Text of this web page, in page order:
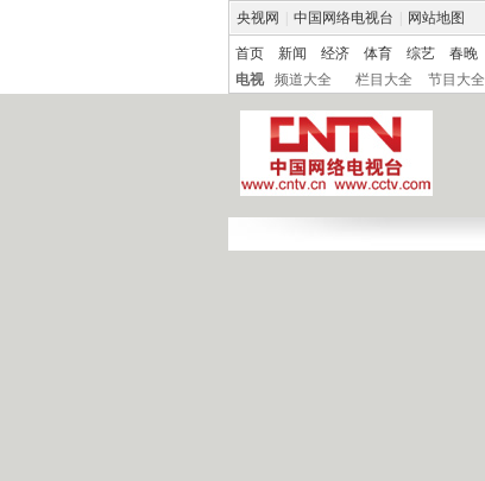
央视网 中国网络电视台 网站地图
首页 新闻 经济 体育 综艺 春晚
电视
频道大全 栏目大全 节目大全